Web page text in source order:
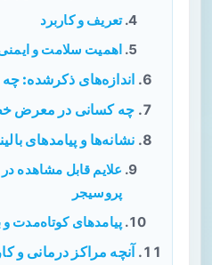
تعریف و کاربرد
اهمیت سلامت و
اندازه‌های ذکرشده: چه
چه کسانی در معرض
نشانه‌ها و پیامدهای
علایم قابل مشاهده در
پروسیجر
پیامدهای کوتاه‌مدت و
آنچه مراکز درمانی و